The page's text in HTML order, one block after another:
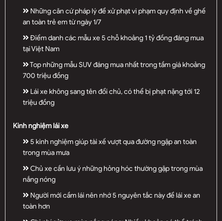
Những căn cứ pháp lý để xử phạt vi phạm quy định về ghế
an toàn trẻ em từ ngày 1/7
Điểm danh các mẫu xe 5 chỗ khoảng 1 tỷ đồng đáng mua
tại Việt Nam
Top những mẫu SUV đáng mua nhất trong tầm giá khoảng
700 triệu đồng
Lái xe không sang tên đổi chủ, có thể bị phạt nặng tới 12
triệu đồng
Kinh nghiệm lái xe
5 kinh nghiệm giúp tài xế vượt qua đường ngập an toàn
trong mùa mưa
Chủ xe cần lưu ý những hỏng hóc thường gặp trong mùa
nắng nóng
Người mới cầm lái nên nhớ 5 nguyên tắc này để lái xe an
toàn hơn